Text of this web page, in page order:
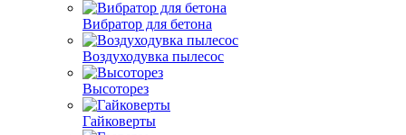
Вибратор для бетона
Воздуходувка пылесос
Высоторез
Гайковерты